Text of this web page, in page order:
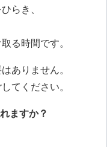
らき、
る時間です。
ありません。
てください。
ますか？